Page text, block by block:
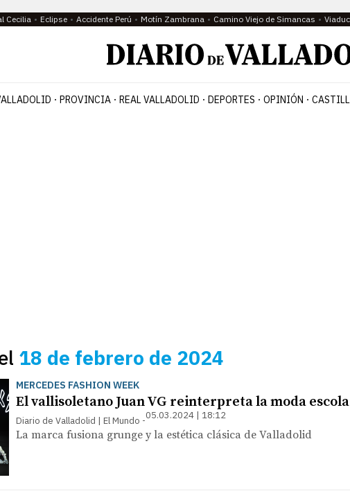
Cecilia Eclipse Accidente Perú Motín Zambrana Camino Viejo de Simancas
PROVINCIA REAL VALLADOLID DEPORTES OPINIÓN
18 de febrero de 2024
MERCEDES FASHION WEEK
El vallisoletano Juan VG reinterpreta la moda
Diario de Valladolid | El Mundo 05.03.2024 | 18:12
La marca fusiona grunge y la estética clásica de Valladolid